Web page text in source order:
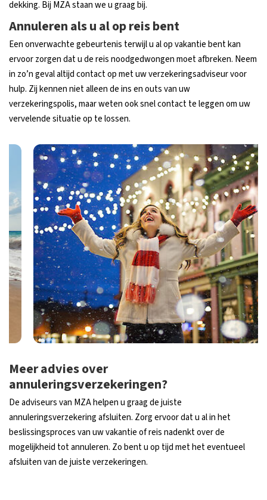
dekking. Bij MZA staan we u graag bij.
Annuleren als u al op reis bent
Een onverwachte gebeurtenis terwijl u al op vakantie bent kan
ervoor zorgen dat u de reis noodgedwongen moet afbreken. Neem
in zo’n geval altijd contact op met uw verzekeringsadviseur voor
hulp. Zij kennen niet alleen de ins en outs van uw
verzekeringspolis, maar weten ook snel contact te leggen om uw
vervelende situatie op te lossen.
Meer advies over
annuleringsverzekeringen?
De adviseurs van MZA helpen u graag de juiste
annuleringsverzekering afsluiten. Zorg ervoor dat u al in het
beslissingsproces van uw vakantie of reis nadenkt over de
mogelijkheid tot annuleren. Zo bent u op tijd met het eventueel
afsluiten van de juiste verzekeringen.